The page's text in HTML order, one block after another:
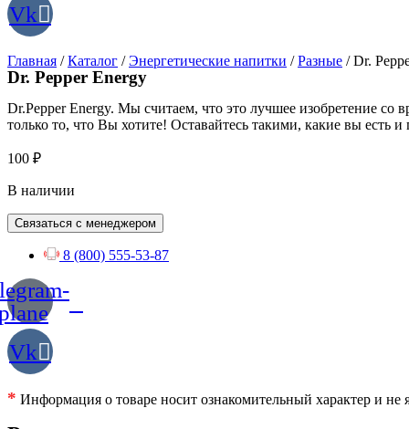
Vk
Главная /Каталог /Энергетические напитки /Разные / Dr.
Dr. Pepper Energy
Dr.Pepper Energy. Мы считаем, что это лучшее изобретение со
только то, что Вы хотите! Оставайтесь такими, какие вы есть и
100 ₽
В наличии
Связаться с менеджером
8 (800) 555-53-87
Vk
* Информация о товаре носит ознакомительный характер и не